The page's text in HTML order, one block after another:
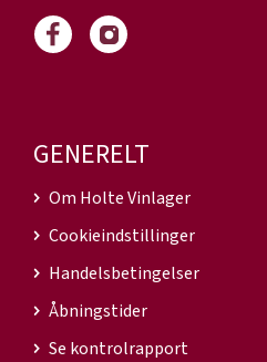
GENERELT
Om Holte Vinlager
Cookieindstillinger
Handelsbetingelser
Åbningstider
Se kontrolrapport